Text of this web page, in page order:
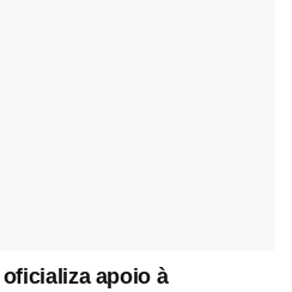
oficializa apoio à